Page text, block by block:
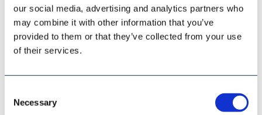
our social media, advertising and analytics partners who
may combine it with other information that you’ve
provided to them or that they’ve collected from your use
of their services.
Selection
Necessary